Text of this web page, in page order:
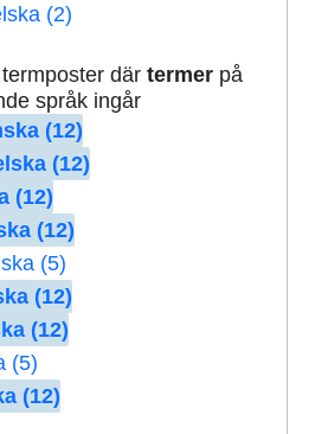
(2)
där termerpå
språk ingår
(12)
(12)
(12)
(12)
(5)
(12)
(12)
(5)
(12)